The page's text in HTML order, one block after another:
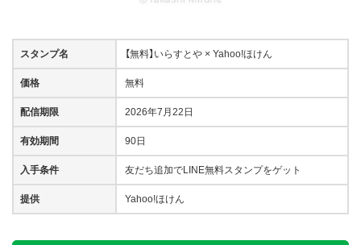
スタンプ名 【無料】いらすとや × Yahoo!ほけん
価格 無料
配信期限 2026年7月22日
有効期間 90日
入手条件 友だち追加でLINE無料スタンプをゲット
提供 Yahoo!ほけん